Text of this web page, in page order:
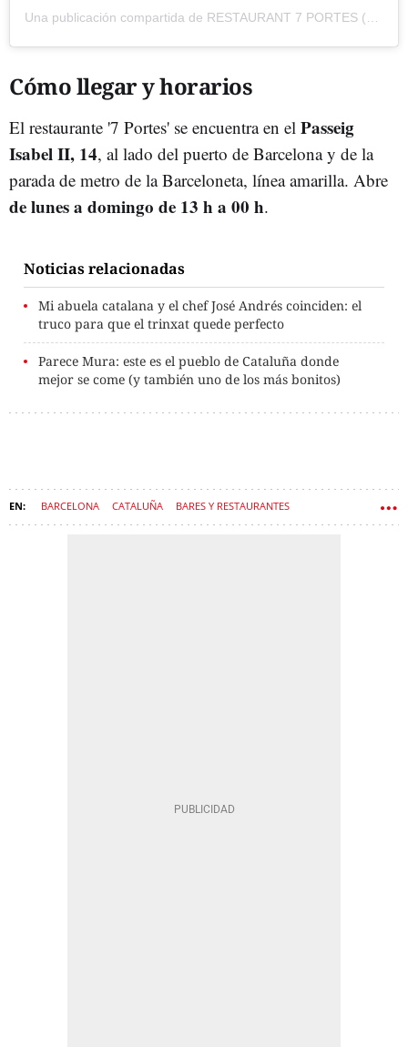
Una publicación compartida de RESTAURANT 7 PORTES (@7portes)
Cómo llegar y horarios
El restaurante '7 Portes' se encuentra en el Passeig
Isabel II, 14, al lado del puerto de Barcelona y de la
parada de metro de la Barceloneta, línea amarilla. Abre
de lunes a domingo de 13 h a 00 h.
Noticias relacionadas
Mi abuela catalana y el chef José Andrés coinciden: el
truco para que el trinxat quede perfecto
Parece Mura: este es el pueblo de Cataluña donde
mejor se come (y también uno de los más bonitos)
BARCELONA CATALUÑA BARES Y RESTAURANTES